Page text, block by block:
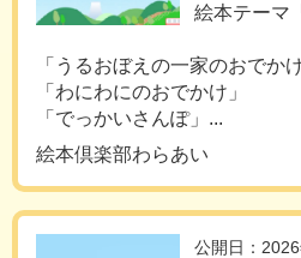
絵本テーマ
「うるおぼえの一家のおでかけ
「わにわにのおでかけ」
「でっかいさんぽ」...
絵本倶楽部わらあい
公開日：